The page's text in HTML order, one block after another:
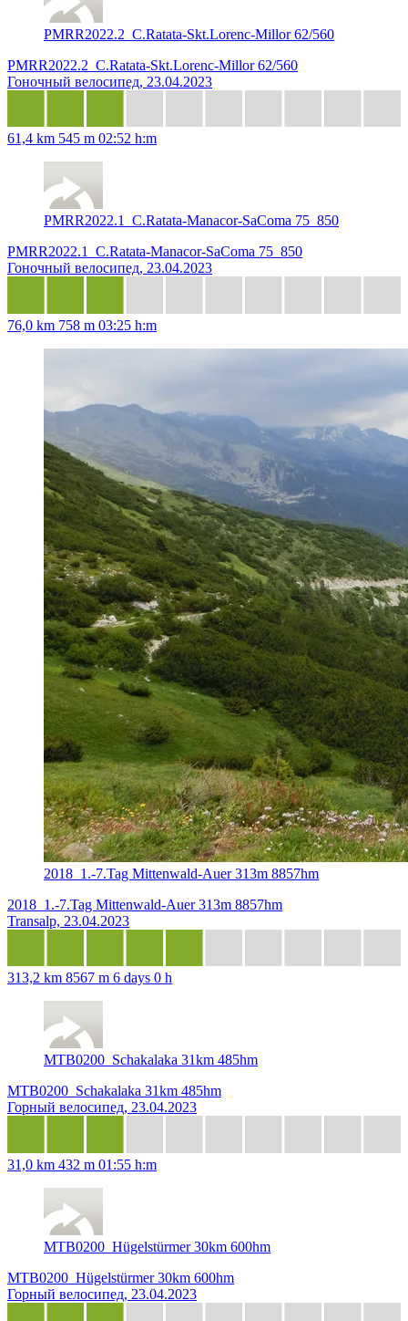
PMRR2022.2_C.Ratata-Skt.Lorenc-Millor 62/560
PMRR2022.2_C.Ratata-Skt.Lorenc-Millor 62/560
Гоночный велосипед, 23.04.2023
61,4 km 545 m 02:52 h:m
PMRR2022.1_C.Ratata-Manacor-SaComa 75_850
PMRR2022.1_C.Ratata-Manacor-SaComa 75_850
Гоночный велосипед, 23.04.2023
76,0 km 758 m 03:25 h:m
2018_1.-7.Tag Mittenwald-Auer 313m 8857hm
2018_1.-7.Tag Mittenwald-Auer 313m 8857hm
Transalp, 23.04.2023
313,2 km 8567 m 6 days 0 h
MTB0200_Schakalaka 31km 485hm
MTB0200_Schakalaka 31km 485hm
Горный велосипед, 23.04.2023
31,0 km 432 m 01:55 h:m
MTB0200_Hügelstürmer 30km 600hm
MTB0200_Hügelstürmer 30km 600hm
Горный велосипед, 23.04.2023